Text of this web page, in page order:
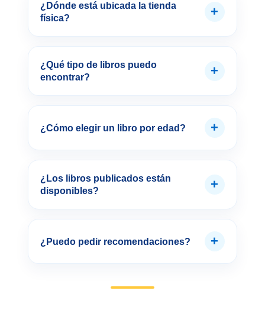
¿Dónde está ubicada la tienda
física?
+
¿Qué tipo de libros puedo
encontrar?
+
¿Cómo elegir un libro por edad? +
¿Los libros publicados están
disponibles?
+
¿Puedo pedir recomendaciones? +